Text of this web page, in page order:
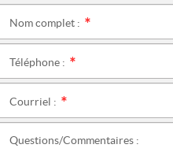
Nom complet :
Téléphone :
Courriel :
Questions/Commentaires :